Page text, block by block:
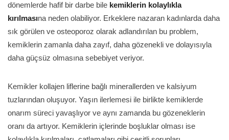
dönemlerde hafif bir darbe bile kemiklerin kolaylıkla
kırılmasına neden olabiliyor. Erkeklere nazaran kadınlarda daha
sık görülen ve osteoporoz olarak adlandırılan bu problem,
kemiklerin zamanla daha zayıf, daha gözenekli ve dolayısıyla
daha güçsüz olmasına sebebiyet veriyor.
Kemikler kollajen liflerine bağlı minerallerden ve kalsiyum
tuzlarından oluşuyor. Yaşın ilerlemesi ile birlikte kemiklerde
onarım süreci yavaşlıyor ve aynı zamanda bu gözeneklerin
oranı da artıyor. Kemiklerin içlerinde boşluklar olması ise